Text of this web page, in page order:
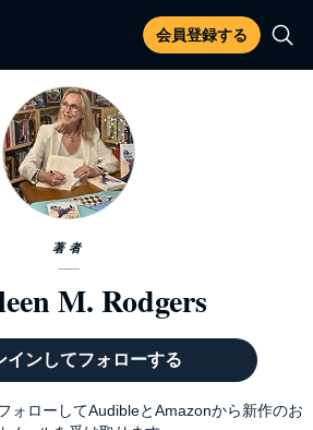
会員登録する
著者
M. Rodgers
インしてフォローする
ォローしてAudibleとAmazonから新作のお